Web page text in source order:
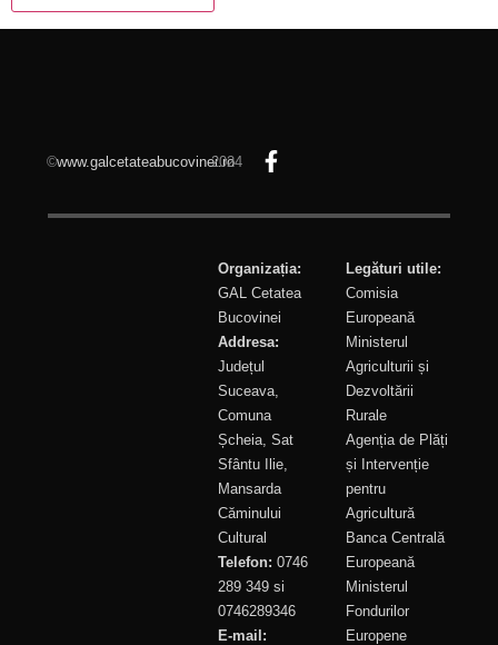
©www.galcetateabucovinei.ro
2024
Organizația:
GAL Cetatea
Bucovinei
Addresa:
Județul
Suceava,
Comuna
Șcheia, Sat
Sfântu Ilie,
Mansarda
Căminului
Cultural
Telefon: 0746
289 349 si
0746289346
E-mail:
Legături utile:
Comisia
Europeană
Ministerul
Agriculturii și
Dezvoltării
Rurale
Agenția de Plăți
și Intervenție
pentru
Agricultură
Banca Centrală
Europeană
Ministerul
Fondurilor
Europene